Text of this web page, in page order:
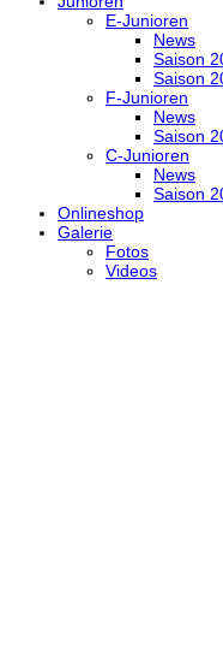
E-Junioren
News
Saison
Saison
F-Junioren
News
Saison
C-Junioren
News
Saison
Onlineshop
Galerie
Fotos
Videos